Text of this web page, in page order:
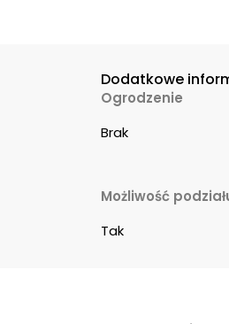
Dodatkowe
Ogrodzenie
Brak
Możliwość
Tak